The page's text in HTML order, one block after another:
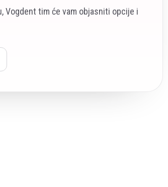
Vogdent tim će vam objasniti opcije i